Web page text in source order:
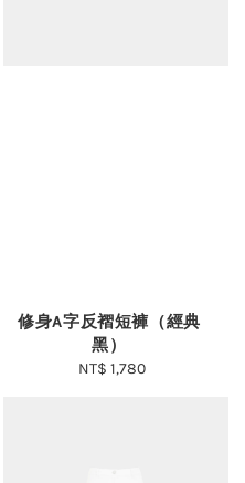
修身A字反褶短褲（經典
黑）
Regular
NT$ 1,780